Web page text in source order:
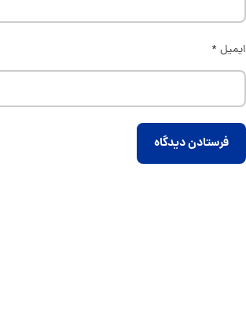
ایمیل*
فرستادن دیدگاه